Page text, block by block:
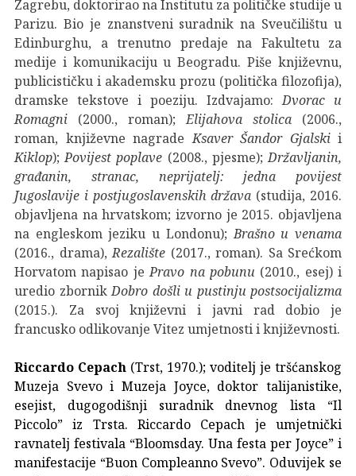
Zagrebu, doktorirao na Institutu za političke studije u
Parizu. Bio je znanstveni suradnik na Sveučilištu u
Edinburghu, a trenutno predaje na Fakultetu za
medije i komunikaciju u Beogradu. Piše književnu,
publicističku i akademsku prozu (politička filozofija),
dramske tekstove i poeziju. Izdvajamo:Dvorac u
Romagni (2000., roman);Elijahova stolica (2006.,
roman, književne nagradeKsaver Šandor Gjalskii
Kiklop);Povijest poplave (2008., pjesme);Državljanin,
građanin, stranac, neprijatelj: jedna povijest
Jugoslavije i postjugoslavenskih država (studija, 2016.
objavljena na hrvatskom; izvorno je 2015. objavljena
na engleskom jeziku u Londonu); Brašno u venama
(2016., drama),Rezalište (2017., roman). Sa Srećkom
Horvatom napisao jePravo na pobunu (2010., esej) i
uredio zbornikDobro došli u pustinju postsocijalizma
(2015.). Za svoj književni i javni rad dobio je
francusko odlikovanje Vitez umjetnosti i književnosti.
Riccardo Cepach (Trst, 1970.); voditelj je tršćanskog
Muzeja Svevo i Muzeja Joyce, doktor talijanistike,
esejist, dugogodišnji suradnik dnevnog lista “Il
Piccolo” iz Trsta. Riccardo Cepach je umjetnički
ravnatelj festivala “Bloomsday. Una festa per Joyce” i
manifestacije “Buon Compleanno Svevo”. Oduvijek se